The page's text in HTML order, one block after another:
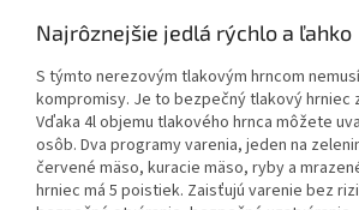
Najrôznejšie jedlá rýchlo a ľahko
S týmto nerezovým tlakovým hrncom
kompromisy. Je to bezpečný tlakový hrniec
Vďaka 4l objemu tlakového hrnca môžete
osôb. Dva programy varenia, jeden na
červené mäso, kuracie mäso, ryby a
hrniec má 5 poistiek. Zaisťujú varenie bez